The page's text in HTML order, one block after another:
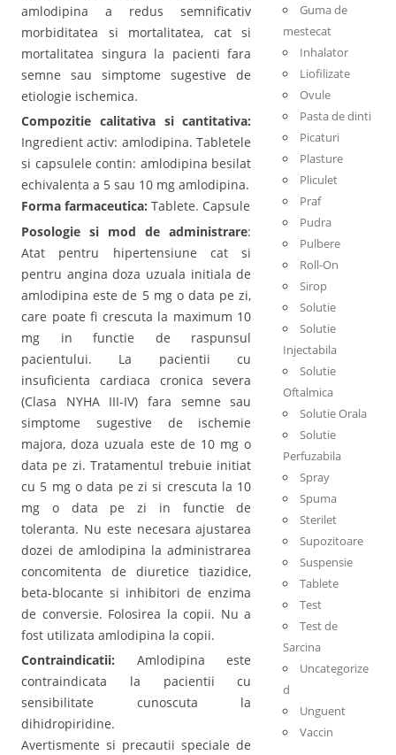
amlodipina a redus semnificativ
morbiditatea si mortalitatea, cat si
mortalitatea singura la pacienti fara
semne sau simptome sugestive de
etiologie ischemica.
Compozitie calitativa si cantitativa:
Ingredient activ: amlodipina. Tabletele
si capsulele contin: amlodipina besilat
echivalenta a 5 sau 10 mg amlodipina.
Forma farmaceutica: Tablete. Capsule
Posologie si mod de administrare:
Atat pentru hipertensiune cat si
pentru angina doza uzuala initiala de
amlodipina este de 5 mg o data pe zi,
care poate fi crescuta la maximum 10
mg in functie de raspunsul
pacientului. La pacientii cu
insuficienta cardiaca cronica severa
(Clasa NYHA III-IV) fara semne sau
simptome sugestive de ischemie
majora, doza uzuala este de 10 mg o
data pe zi. Tratamentul trebuie initiat
cu 5 mg o data pe zi si crescuta la 10
mg o data pe zi in functie de
toleranta. Nu este necesara ajustarea
dozei de amlodipina la administrarea
concomitenta de diuretice tiazidice,
beta-blocante si inhibitori de enzima
de conversie. Folosirea la copii. Nu a
fost utilizata amlodipina la copii.
Contraindicatii: Amlodipina este
contraindicata la pacientii cu
sensibilitate cunoscuta la
dihidropiridine.
Avertismente si precautii speciale de
Guma de
mestecat
Inhalator
Liofilizate
Ovule
Pasta de dinti
Picaturi
Plasture
Pliculet
Praf
Pudra
Pulbere
Roll-On
Sirop
Solutie
Solutie
Injectabila
Solutie
Oftalmica
Solutie Orala
Solutie
Perfuzabila
Spray
Spuma
Sterilet
Supozitoare
Suspensie
Tablete
Test
Test de
Sarcina
Uncategorize
d
Unguent
Vaccin